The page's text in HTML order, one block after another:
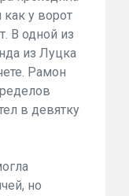
у ворот
В одной из
из Луцка
Рамон
в девятку
но